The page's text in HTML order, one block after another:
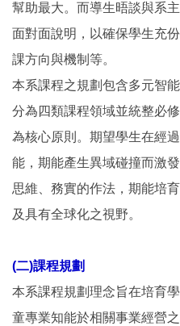
幫助最大。而導生晤談與系
面對面說明，以確保學生充
課方向與機制等。
本系課程之規劃包含多元智
分為四類課程領域並統整必
為核心原則。期望學生在經
能，期能產生異域碰撞而激
思維、務實的作法，期能培
及具有全球化之視野。
(二)課程規劃
本系課程規劃理念旨在培育
童專業知能於相關事業經營